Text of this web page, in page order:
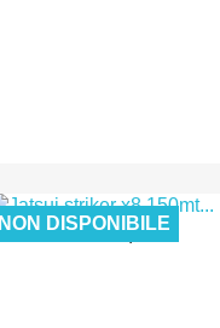
 Anteprima
12,00 €
NON DISPONIBILE